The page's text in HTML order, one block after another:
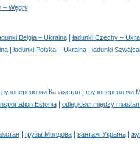
– Węgry
Belgia – Ukraina|
ładunki Czechy –
| ładunki Polska – Ukraina|
ładunki
Казахстан|
грузоперевозки
Estonia| odległości między
| грузы Молдова| вантажі Україна|